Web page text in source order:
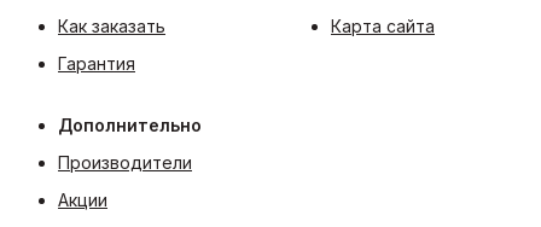
Как заказать
Гарантия
Карта сайта
Дополнительно
Производители
Акции